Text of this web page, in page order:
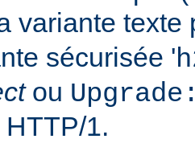
variante texte
sécurisée '
ou
1.